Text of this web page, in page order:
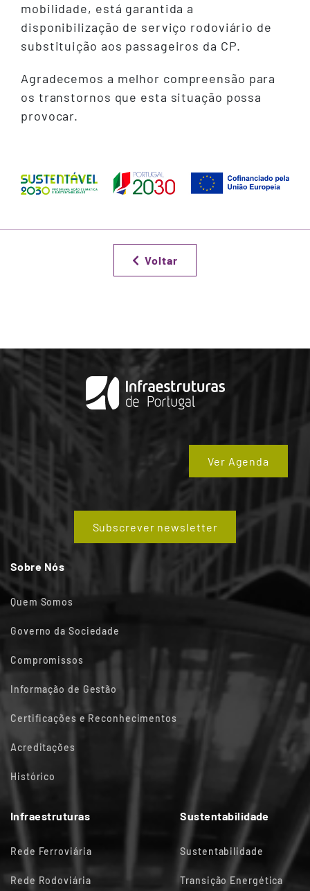
mobilidade, está garantida a
disponibilização de serviço rodoviário de
substituição aos passageiros da CP.
Agradecemos a melhor compreensão para
os transtornos que esta situação possa
provocar.
Voltar
Ver Agenda
Subscrever newsletter
Sobre Nós
Quem Somos
Governo da Sociedade
Compromissos
Informação de Gestão
Certificações e Reconhecimentos
Acreditações
Histórico
Infraestruturas
Rede Ferroviária
Rede Rodoviária
Sustentabilidade
Sustentabilidade
Transição Energética